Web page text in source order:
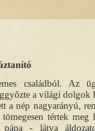
családból. Az
a világi dolgok
a nép nagyarányú,
tértek meg
pápa - látva